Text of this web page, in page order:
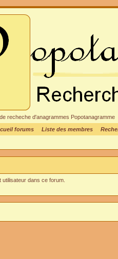
recheche d'anagrammes Popotanagramme
forums Liste des membres
dans ce forum.